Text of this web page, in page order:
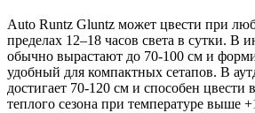
Auto Runtz Gluntz может цвести при
пределах 12–18 часов света в сутки. В
обычно вырастают до 70-100 см и
удобный для компактных сетапов. В
достигает 70-120 см и способен цвести
теплого сезона при температуре выше